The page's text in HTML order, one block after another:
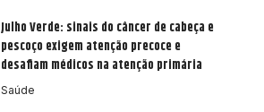
Julho Verde: sinais do câncer de cabeça e
pescoço exigem atenção precoce e
desafiam médicos na atenção primária
Saúde